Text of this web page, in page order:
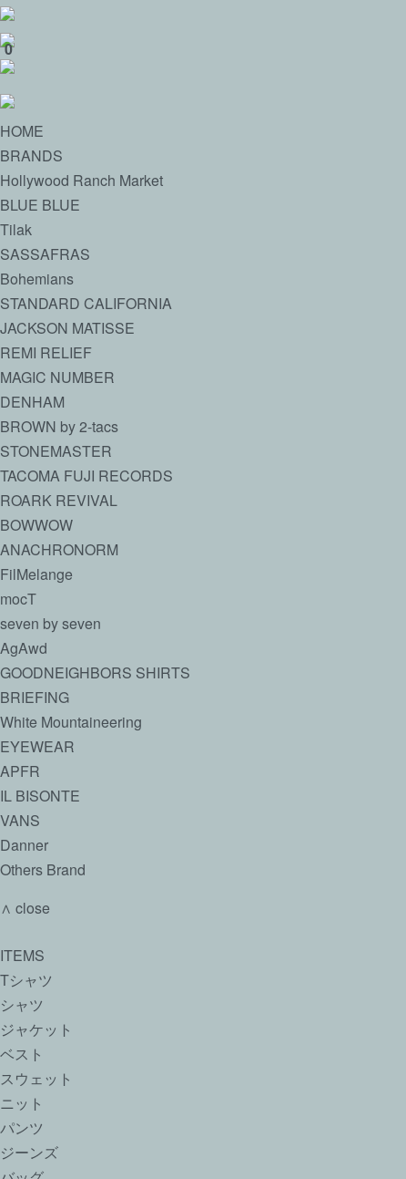
0
HOME
BRANDS
Hollywood Ranch Market
BLUE BLUE
Tilak
SASSAFRAS
Bohemians
STANDARD CALIFORNIA
JACKSON MATISSE
REMI RELIEF
MAGIC NUMBER
DENHAM
BROWN by 2-tacs
STONEMASTER
TACOMA FUJI RECORDS
ROARK REVIVAL
BOWWOW
ANACHRONORM
FilMelange
mocT
seven by seven
AgAwd
GOODNEIGHBORS SHIRTS
BRIEFING
White Mountaineering
EYEWEAR
APFR
IL BISONTE
VANS
Danner
Others Brand
∧ close
ITEMS
Tシャツ
シャツ
ジャケット
ベスト
スウェット
ニット
パンツ
ジーンズ